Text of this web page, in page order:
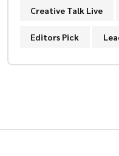
Creative Talk Live
Editors Pick